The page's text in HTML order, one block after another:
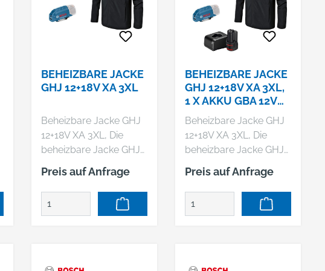
BEHEIZBARE JACKE
GHJ 12+18V XA 3XL
Beheizbare Jacke GHJ
12+18V XA 3XL, Die
beheizbare Jacke GHJ
12+18V XA ist das
perfekte
Kleidungsstück von
Bosch, um jene, die
Als ideale einteilige
Preis auf Anfrage
BEHEIZBARE JACKE
GHJ 12+18V XA 3XL,
1 X AKKU GBA 12V
2.0AH, LADEGERÄT
Beheizbare Jacke GHJ
12+18V XA 3XL, Die
beheizbare Jacke GHJ
12+18V XA ist das
perfekte
Kleidungsstück von
Bosch, um jene, die
Als ideale einteilige
Preis auf Anfrage